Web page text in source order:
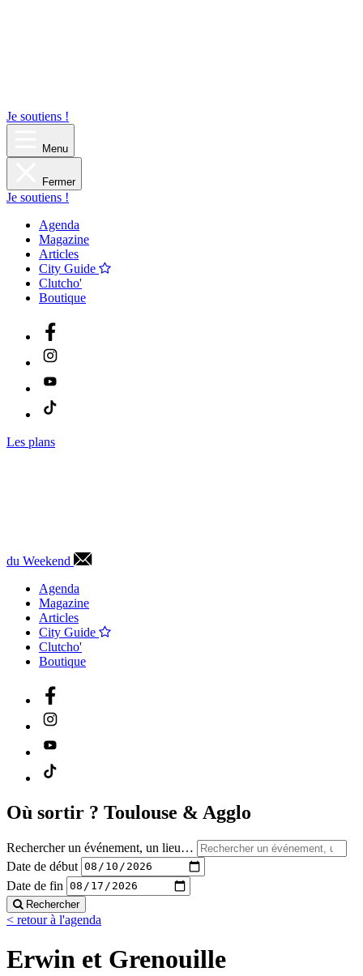
Je soutiens !
Menu
Fermer
Je soutiens !
Agenda
Magazine
Articles
City Guide
Clutcho'
Boutique
Les plans
du Weekend
Agenda
Magazine
Articles
City Guide
Clutcho'
Boutique
Où sortir ? Toulouse & Agglo
Rechercher un événement, un lieu…
Date de début
Date de fin
Rechercher
< retour à l'agenda
Erwin et Grenouille